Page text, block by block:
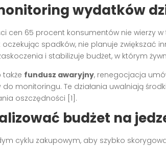
wydatków
cen 65 procent konsumentów nie wierzy w
spadków, nie planuje zwiększać
i stabilizuje budżet, w którym
także fundusz awaryjny, renegocjacja
do monitoringu. Te działania uwalniają
oszczędności [1].
budżet na
cyklu zakupowym, aby szybko